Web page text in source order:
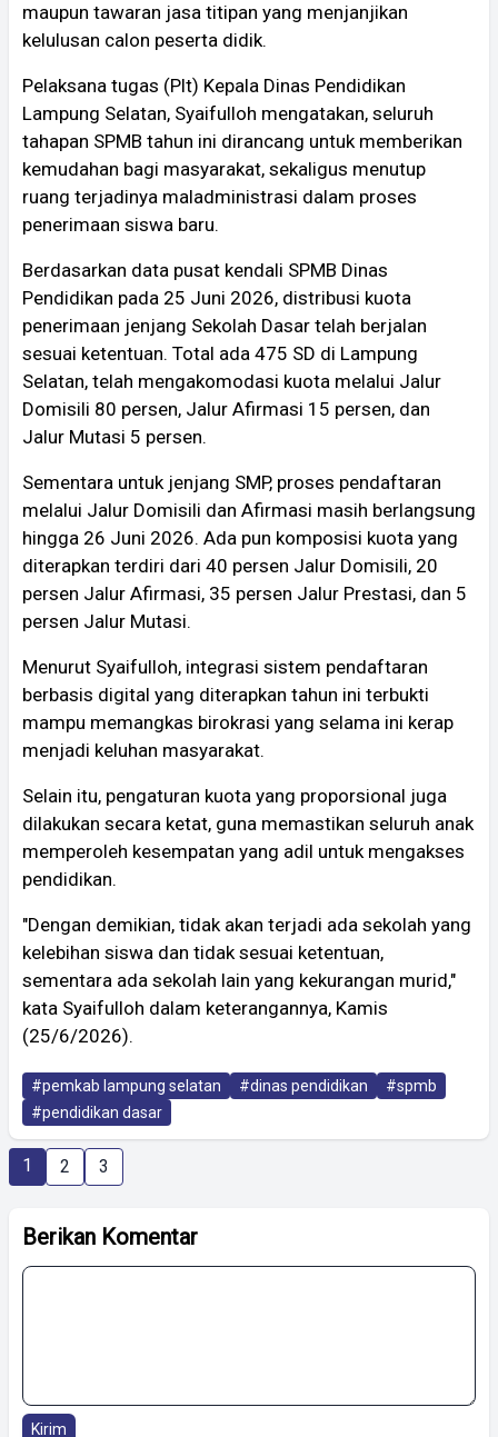
maupun tawaran jasa titipan yang menjanjikan
kelulusan calon peserta didik.
Pelaksana tugas (Plt) Kepala Dinas Pendidikan
Lampung Selatan, Syaifulloh mengatakan, seluruh
tahapan SPMB tahun ini dirancang untuk memberikan
kemudahan bagi masyarakat, sekaligus menutup
ruang terjadinya maladministrasi dalam proses
penerimaan siswa baru.
Berdasarkan data pusat kendali SPMB Dinas
Pendidikan pada 25 Juni 2026, distribusi kuota
penerimaan jenjang Sekolah Dasar telah berjalan
sesuai ketentuan. Total ada 475 SD di Lampung
Selatan, telah mengakomodasi kuota melalui Jalur
Domisili 80 persen, Jalur Afirmasi 15 persen, dan
Jalur Mutasi 5 persen.
Sementara untuk jenjang SMP, proses pendaftaran
melalui Jalur Domisili dan Afirmasi masih berlangsung
hingga 26 Juni 2026. Ada pun komposisi kuota yang
diterapkan terdiri dari 40 persen Jalur Domisili, 20
persen Jalur Afirmasi, 35 persen Jalur Prestasi, dan 5
persen Jalur Mutasi.
Menurut Syaifulloh, integrasi sistem pendaftaran
berbasis digital yang diterapkan tahun ini terbukti
mampu memangkas birokrasi yang selama ini kerap
menjadi keluhan masyarakat.
Selain itu, pengaturan kuota yang proporsional juga
dilakukan secara ketat, guna memastikan seluruh anak
memperoleh kesempatan yang adil untuk mengakses
pendidikan.
"Dengan demikian, tidak akan terjadi ada sekolah yang
kelebihan siswa dan tidak sesuai ketentuan,
sementara ada sekolah lain yang kekurangan murid,"
kata Syaifulloh dalam keterangannya, Kamis
(25/6/2026).
#pemkab lampung selatan #dinas pendidikan
#spmb
#pendidikan dasar
1 2 3
Berikan Komentar
Kirim